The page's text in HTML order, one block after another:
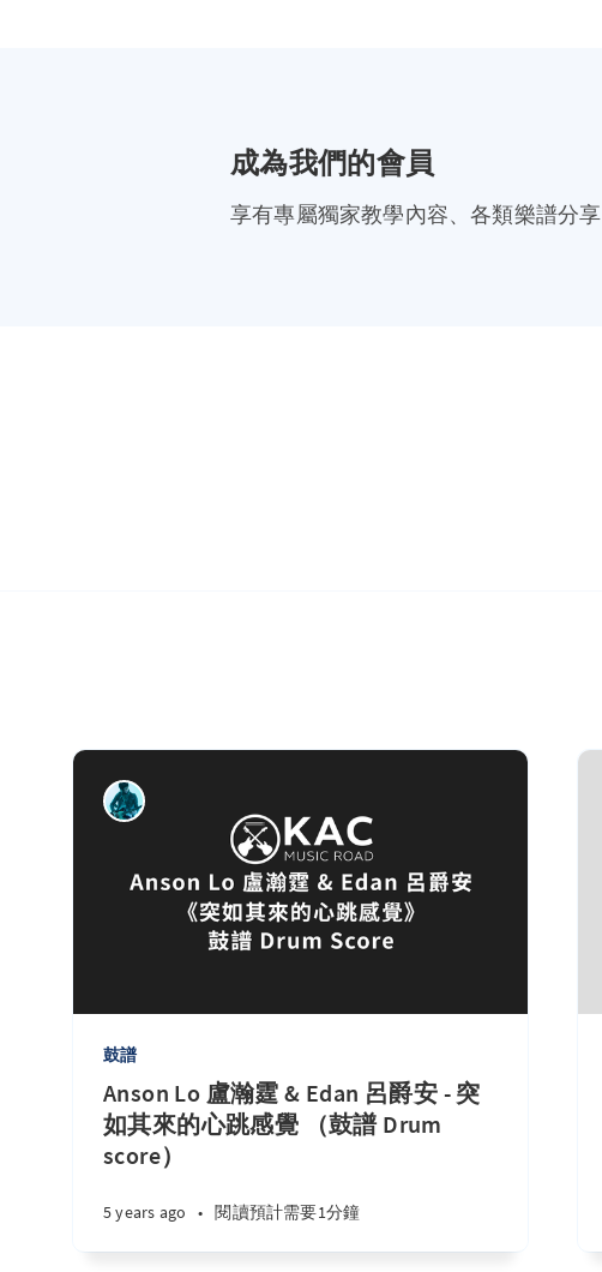
成為我們的會員
享有專屬獨家教學內容、各類樂譜分享
鼓譜
Anson Lo 盧瀚霆 & Edan 呂爵安 - 突
如其來的心跳感覺 （鼓譜 Drum
score）
5 years ago • 閱讀預計需要1分鐘